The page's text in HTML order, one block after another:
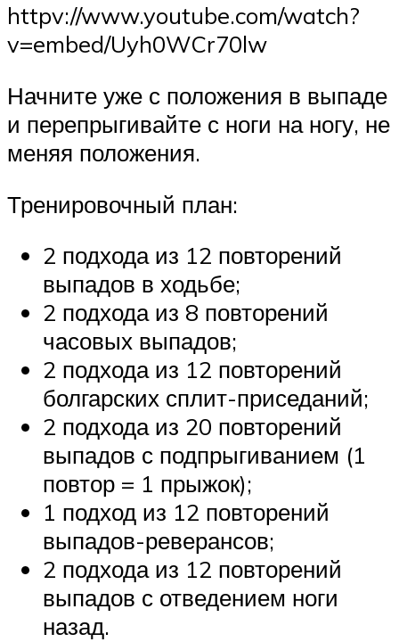
httpv://www.youtube.com/watch?
v=embed/Uyh0WCr70lw
Начните уже с положения в выпаде
и перепрыгивайте с ноги на ногу, не
меняя положения.
Тренировочный план:
2 подхода из 12 повторений
выпадов в ходьбе;
2 подхода из 8 повторений
часовых выпадов;
2 подхода из 12 повторений
болгарских сплит-приседаний;
2 подхода из 20 повторений
выпадов с подпрыгиванием (1
повтор = 1 прыжок);
1 подход из 12 повторений
выпадов-реверансов;
2 подхода из 12 повторений
выпадов с отведением ноги
назад.